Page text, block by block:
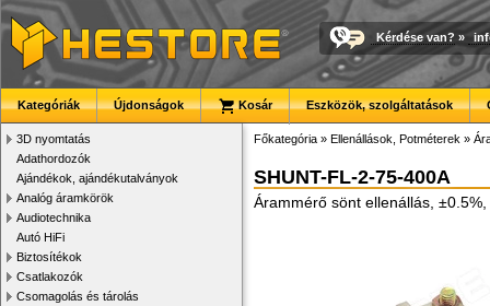
Kérdése van? »
Kategóriák Újdonságok Kosár Eszközök, szolgáltatások
3D nyomtatás
Adathordozók
Ajándékok, ajándékutalványok
Analóg áramkörök
Audiotechnika
Autó HiFi
Biztosítékok
Csatlakozók
Csomagolás és tárolás
Főkategória » Ellenállások, Potméterek »
SHUNT-FL-2-75-400A
Árammérő sönt ellenállás,